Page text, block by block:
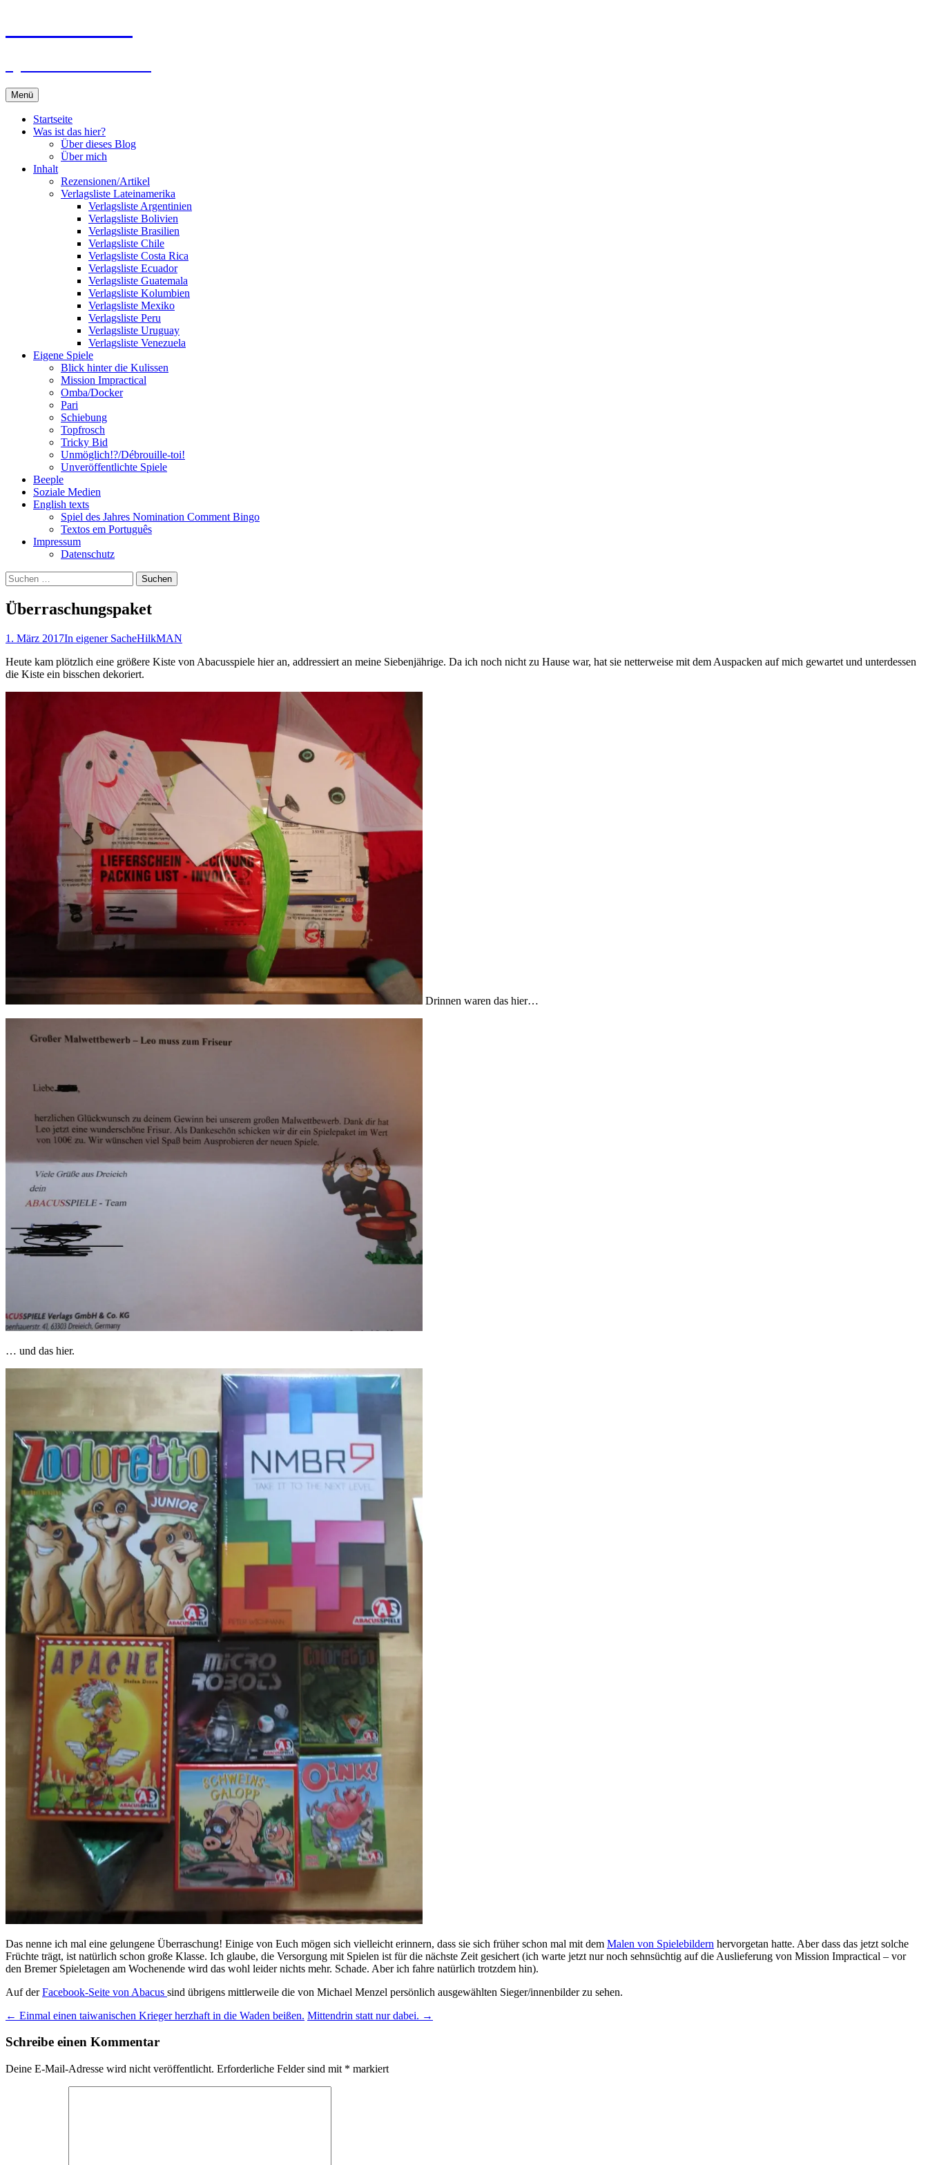
Menü
Startseite
Was ist das hier?
Über dieses Blog
Über mich
Inhalt
Rezensionen/Artikel
Verlagsliste Lateinamerika
Verlagsliste Argentinien
Verlagsliste Bolivien
Verlagsliste Brasilien
Verlagsliste Chile
Verlagsliste Costa Rica
Verlagsliste Ecuador
Verlagsliste Guatemala
Verlagsliste Kolumbien
Verlagsliste Mexiko
Verlagsliste Peru
Verlagsliste Uruguay
Verlagsliste Venezuela
Eigene Spiele
Blick hinter die Kulissen
Mission Impractical
Omba/Docker
Pari
Schiebung
Topfrosch
Tricky Bid
Unmöglich!?/Débrouille-toi!
Unveröffentlichte Spiele
Beeple
Soziale Medien
English texts
Spiel des Jahres Nomination Comment Bingo
Textos em Português
Impressum
Datenschutz
Suchen
nach:
Überraschungspaket
1. März 2017In eigener SacheHilkMAN
Heute kam plötzlich eine größere Kiste von Abacusspiele hier an, addressiert an meine Siebenjährige. Da ich noch nicht zu Hause war, hat sie netterweise mit dem Auspacken auf mich gewartet und unterdessen
die Kiste ein bisschen dekoriert.
Drinnen waren das hier…
… und das hier.
Das nenne ich mal eine gelungene Überraschung! Einige von Euch mögen sich vielleicht erinnern, dass sie sich früher schon mal mit dem Malen von Spielebildern hervorgetan hatte. Aber dass das jetzt solche
Früchte trägt, ist natürlich schon große Klasse. Ich glaube, die Versorgung mit Spielen ist für die nächste Zeit gesichert (ich warte jetzt nur noch sehnsüchtig auf die Auslieferung von Mission Impractical – vor
den Bremer Spieletagen am Wochenende wird das wohl leider nichts mehr. Schade. Aber ich fahre natürlich trotzdem hin).
Auf derFacebook-Seite von Abacus sind übrigens mittlerweile die von Michael Menzel persönlich ausgewählten Sieger/innenbilder zu sehen.
Beitragsnavigation
← Einmal einen taiwanischen Krieger herzhaft in die Waden beißen. Mittendrin statt nur dabei. →
Schreibe einen Kommentar
Deine E-Mail-Adresse wird nicht veröffentlicht. Erforderliche Felder sind mit * markiert